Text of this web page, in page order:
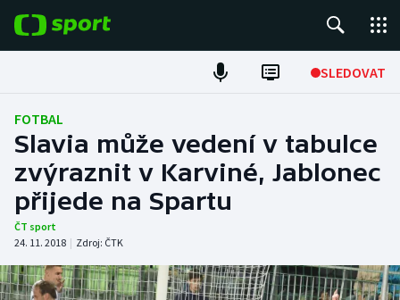
SLEDOVAT
Fotbal
Hokej
Tenis
Atletika
Cyklistika
FOTBAL
Slavia může vedení v tabulce
zvýraznit v Karviné, Jablonec
přijede na Spartu
ČT sport
24. 11. 2018 | Zdroj: ČTK